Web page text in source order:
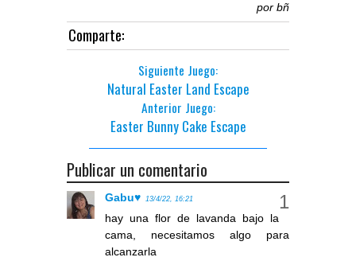
por bñ
Comparte:
Siguiente Juego:
Natural Easter Land Escape
Anterior Juego:
Easter Bunny Cake Escape
Publicar un comentario
Gabu♥ 13/4/22, 16:21
hay una flor de lavanda bajo la
cama, necesitamos algo para
alcanzarla